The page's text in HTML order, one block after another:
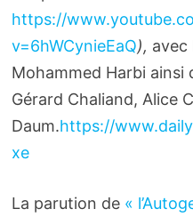
https://
v=6hWCynieEaQ), avec
Mohammed Harbi ainsi
Gérard Chaliand, Alice
Daum.https://
xe
La parution de «